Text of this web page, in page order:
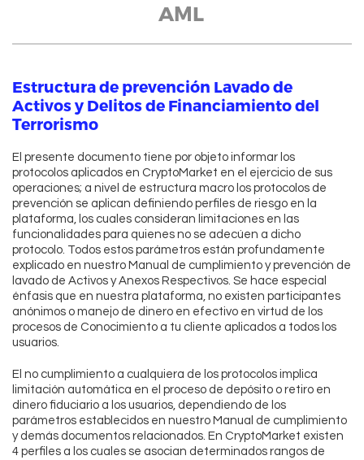
AML
Estructura de prevención Lavado de
Activos y Delitos de Financiamiento del
Terrorismo
El presente documento tiene por objeto informar los
protocolos aplicados en CryptoMarket en el ejercicio de sus
operaciones; a nivel de estructura macro los protocolos de
prevención se aplican definiendo perfiles de riesgo en la
plataforma, los cuales consideran limitaciones en las
funcionalidades para quienes no se adecúen a dicho
protocolo. Todos estos parámetros están profundamente
explicado en nuestro Manual de cumplimiento y prevención de
lavado de Activos y Anexos Respectivos. Se hace especial
énfasis que en nuestra plataforma, no existen participantes
anónimos o manejo de dinero en efectivo en virtud de los
procesos de Conocimiento a tu cliente aplicados a todos los
usuarios.
El no cumplimiento a cualquiera de los protocolos implica
limitación automática en el proceso de depósito o retiro en
dinero fiduciario a los usuarios, dependiendo de los
parámetros establecidos en nuestro Manual de cumplimiento
y demás documentos relacionados. En CryptoMarket existen
4 perfiles a los cuales se asocian determinados rangos de